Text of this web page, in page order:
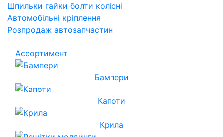
Шпильки гайки болти колісні
Автомобільні кріплення
Розпродаж автозапчастин
Ассортимент
Бампери
Капоти
Крила